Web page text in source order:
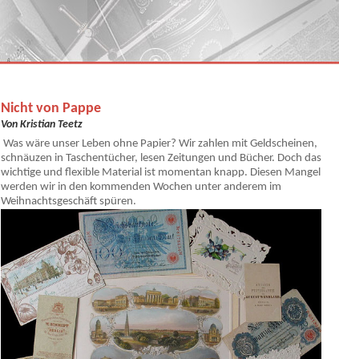
Nicht von Pappe
Von Kristian Teetz
Was wäre unser Leben ohne Papier? Wir zahlen mit Geldscheinen,
schnäuzen in Taschentücher, lesen Zeitungen und Bücher. Doch das
wichtige und flexible Material ist momentan knapp. Diesen Mangel
werden wir in den kommenden Wochen unter anderem im
Weihnachtsgeschäft spüren.